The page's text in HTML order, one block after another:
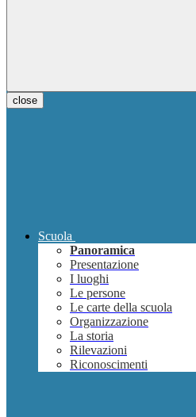
close
Scuola
Panoramica
Presentazione
I luoghi
Le persone
Le carte della scuola
Organizzazione
La storia
Rilevazioni
Riconoscimenti